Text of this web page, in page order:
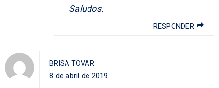
Saludos.
RESPONDER
BRISA TOVAR
8 de abril de 2019